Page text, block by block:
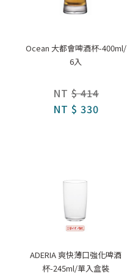
Ocean 大都會啤酒杯-400ml/
6入
NT $ 414
NT $ 330
ADERIA 爽快薄口強化啤酒
杯-245ml/單入盒裝